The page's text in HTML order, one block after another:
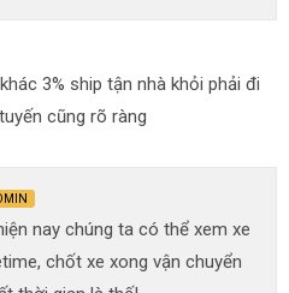
3% ship tận nhà khỏi phải đi
cũng rõ ràng
nay chúng ta có thể xem xe
chốt xe xong vận chuyển